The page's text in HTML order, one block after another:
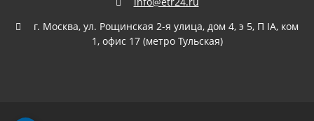
г. Москва, ул. Рощинская 2-я улица, дом 4, э 5, П IА, ком
1, офис 17 (метро Тульская)